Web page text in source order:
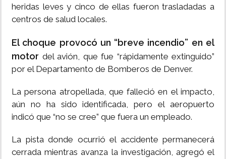
heridas leves y cinco de ellas fueron trasladadas a
centros de salud locales.
El choque provocó un “breve incendio” en el
motor del avión, que fue “rápidamente extinguido”
por el Departamento de Bomberos de Denver.
La persona atropellada, que falleció en el impacto,
aún no ha sido identificada, pero el aeropuerto
indicó que “no se cree” que fuera un empleado.
La pista donde ocurrió el accidente permanecerá
cerrada mientras avanza la investigación, agregó el